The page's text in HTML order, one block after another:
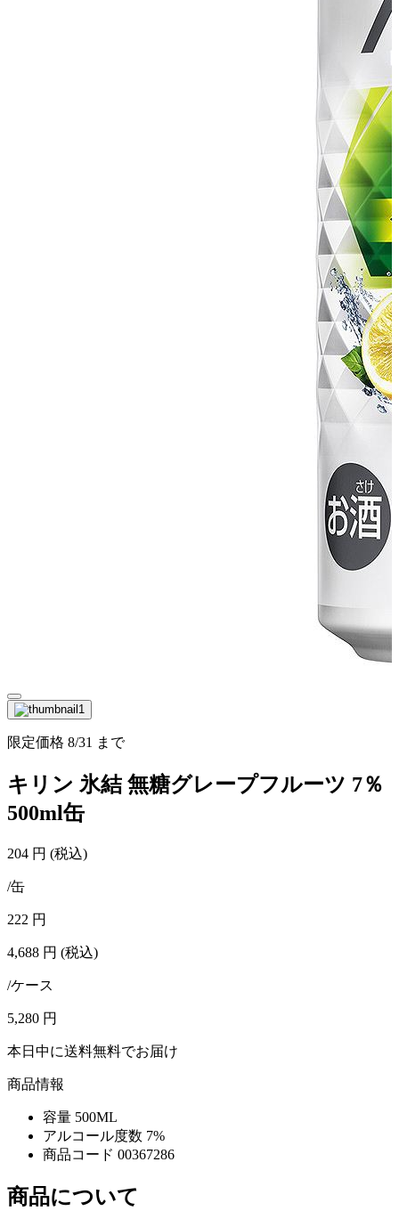
限定価格 8/31 まで
キリン 氷結 無糖グレープフルーツ 7％
500ml缶
204 円 (税込)
/缶
222 円
4,688 円 (税込)
/ケース
5,280 円
本日中に送料無料でお届け
商品情報
容量 500ML
アルコール度数 7%
商品コード 00367286
商品について